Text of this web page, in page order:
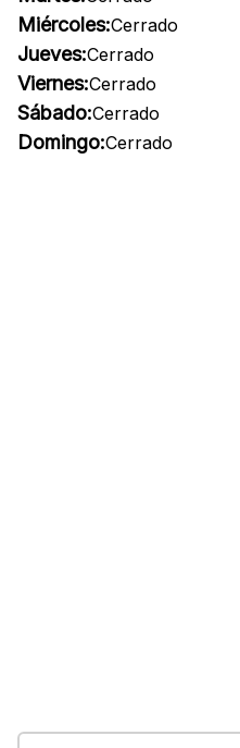
Miércoles:Cerrado
Jueves:Cerrado
Viernes:Cerrado
Sábado:Cerrado
Domingo:Cerrado